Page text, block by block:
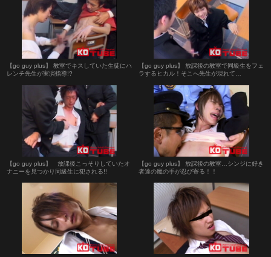
【go guy plus】 教室でキスしていた生徒にハ
レンチ先生が実演指導!?
【go guy plus】 放課後の教室で同級生をフェ
ラするヒカル！そこへ先生が現れて…
【go guy plus】 放課後こっそりしていたオ
ナニーを見つかり同級生に犯される!!
【go guy plus】 放課後の教室…シンジに好き
者達の魔の手が忍び寄る！！